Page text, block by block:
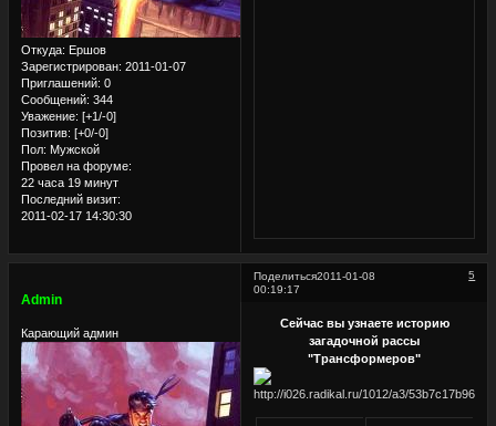
Откуда: Ершов
Зарегистрирован: 2011-01-07
Приглашений: 0
Сообщений: 344
Уважение: [+1/-0]
Позитив: [+0/-0]
Пол: Мужской
Провел на форуме:
22 часа 19 минут
Последний визит:
2011-02-17 14:30:30
Поделиться 5
2011-01-08
00:19:17
Admin
Карающий админ
Сейчас вы узнаете историю
загадочной рассы
"Трансформеров"